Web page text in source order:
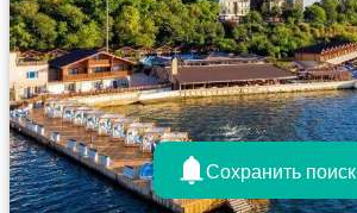
Сохранить поиск